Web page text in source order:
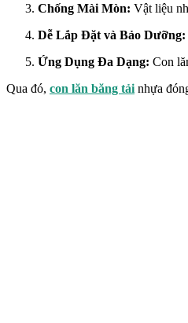
Chống Mài Mòn: Vật liệu
Dễ Lắp Đặt và Bảo Dưỡng:
Ứng Dụng Đa Dạng: Con
Qua đó, con lăn băng tải nhựa